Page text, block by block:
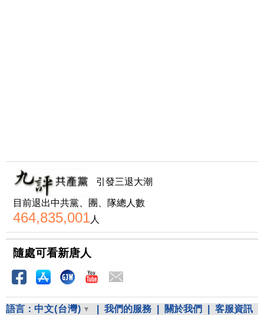
引發三退大潮
目前退出中共黨、團、隊總人數
464,835,001人
隨處可看新唐人
語言： 中文(台灣) 我們的服務 關於我們 客服資訊